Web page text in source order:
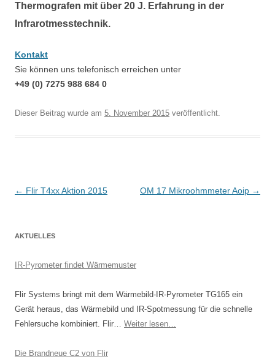
Thermografen mit über 20 J. Erfahrung in der
Infrarotmesstechnik.
Kontakt
Sie können uns telefonisch erreichen unter
+49 (0) 7275 988 684 0
Dieser Beitrag wurde am 5. November 2015 veröffentlicht.
B
r
g
s
-
← Flir T4xx Aktion 2015 OM 17 Mikroohmmeter Aoip →
AKTUELLES
IR-Pyrometer findet Wärmemuster
Flir Systems bringt mit dem Wärmebild-IR-Pyrometer TG165 ein
Gerät heraus, das Wärmebild und IR-Spotmessung für die schnelle
Fehlersuche kombiniert. Flir… Weiter lesen…
Die Brandneue C2 von Flir